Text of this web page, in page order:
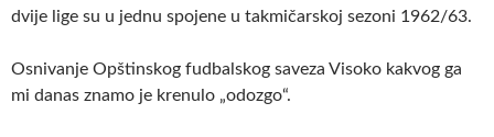
dvije lige su u jednu spojene u takmičarskoj sezoni 1962/63.
Osnivanje Opštinskog fudbalskog saveza Visoko kakvog ga
mi danas znamo je krenulo „odozgo“.